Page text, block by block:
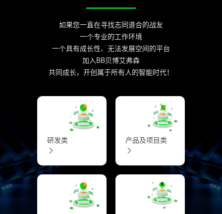
如果您一直在寻找志同道合的战友
一个专业的工作环境
一个具有成长性、无法发展空间的平台
加入BB贝博艾弗森
共同成长，开创属于所有人的智能时代！
研发类 产品及项目类